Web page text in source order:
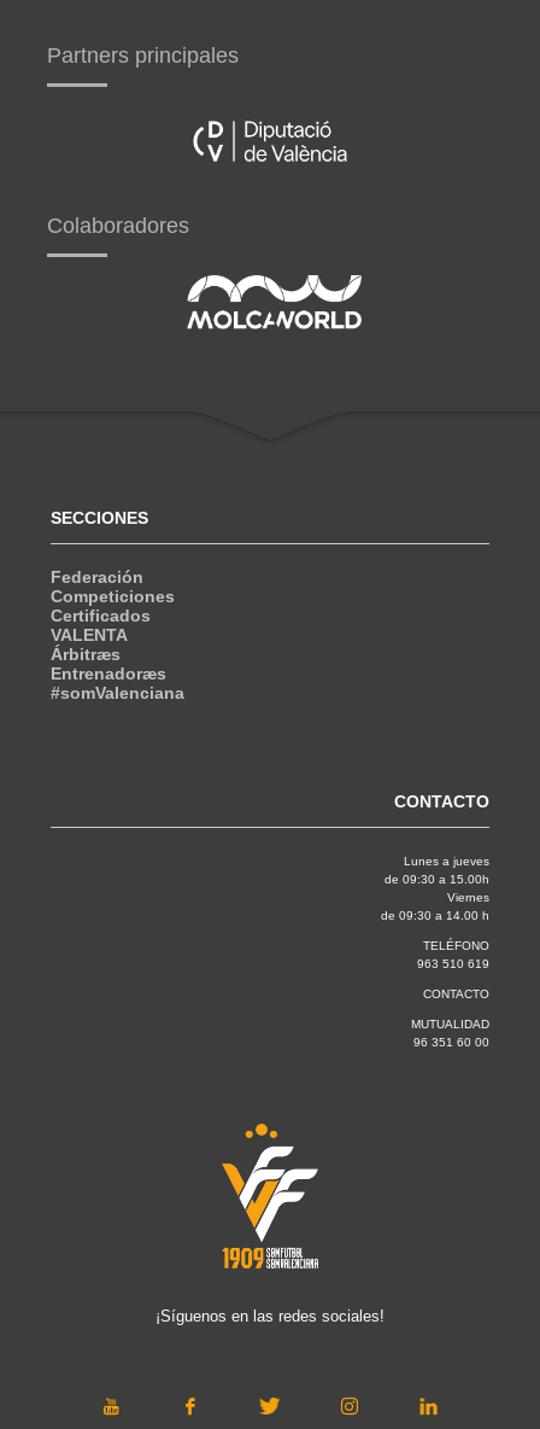
Partners principales
Colaboradores
SECCIONES
Federación
Competiciones
Certificados
VALENTA
Árbitræs
Entrenadoræs
#somValenciana
CONTACTO
Lunes a jueves
de 09:30 a 15.00h
Viernes
de 09:30 a 14.00 h
TELÉFONO
963 510 619
CONTACTO
MUTUALIDAD
96 351 60 00
¡Síguenos en las redes sociales!